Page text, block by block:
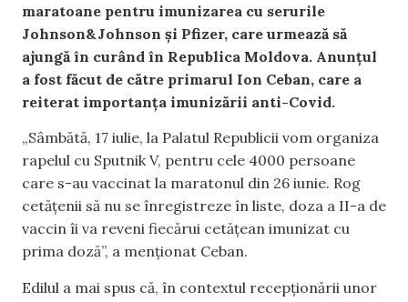
maratoane pentru imunizarea cu serurile
Johnson&Johnson și Pfizer, care urmează să
ajungă în curând în Republica Moldova. Anunțul
a fost făcut de către primarul Ion Ceban, care a
reiterat importanța imunizării anti-Covid.
„Sâmbătă, 17 iulie, la Palatul Republicii vom organiza
rapelul cu Sputnik V, pentru cele 4000 persoane
care s-au vaccinat la maratonul din 26 iunie. Rog
cetățenii să nu se înregistreze în liste, doza a II-a de
vaccin îi va reveni fiecărui cetățean imunizat cu
prima doză”, a menționat Ceban.
Edilul a mai spus că, în contextul recepționării unor